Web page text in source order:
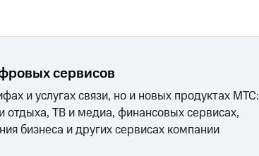
сервисов
и услугах связи, но и новых продуктах МТС:
ТВ и медиа, финансовых сервисах,
бизнеса и других сервисах компании